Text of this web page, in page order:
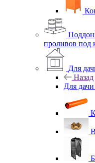
проливов под
Для
Назад
Для дачи